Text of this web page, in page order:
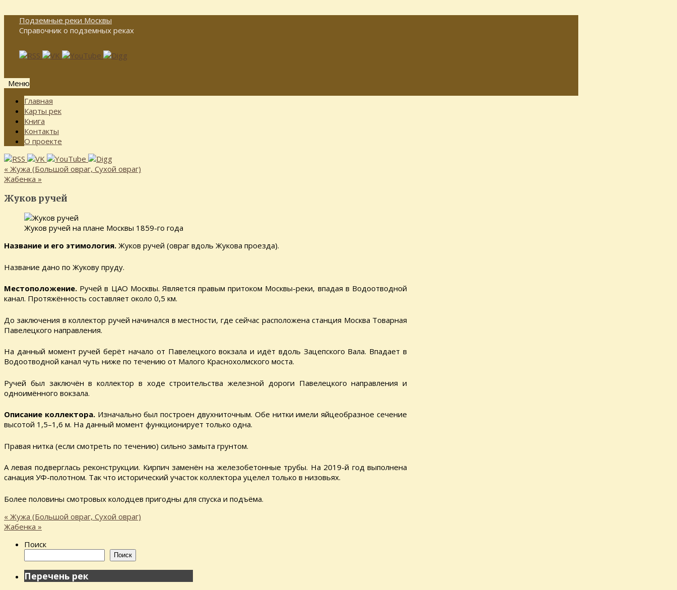
Подземные реки Москвы
Справочник о подземных реках
Меню
Перейти
содержимому
Главная
Карты рек
Книга
Контакты
О проекте
« Жужа (Большой овраг, Сухой овраг)
Жабенка »
Жуков ручей
Жуков ручей на плане Москвы 1859-го года
Название и его этимология. Жуков ручей (овраг вдоль Жукова проезда).
Название дано по Жукову пруду.
Местоположение. Ручей в ЦАО Москвы. Является правым притоком Москвы-реки, впадая в Водоотводной
канал. Протяжённость составляет около 0,5 км.
До заключения в коллектор ручей начинался в местности, где сейчас расположена станция Москва Товарная
Павелецкого направления.
На данный момент ручей берёт начало от Павелецкого вокзала и идёт вдоль Зацепского Вала. Впадает в
Водоотводной канал чуть ниже по течению от Малого Краснохолмского моста.
Ручей был заключён в коллектор в ходе строительства железной дороги Павелецкого направления и
одноимённого вокзала.
Описание коллектора.Изначально был построен двухниточным. Обе нитки имели яйцеобразное сечение
высотой 1,5–1,6 м. На данный момент функционирует только одна.
Правая нитка (если смотреть по течению) сильно замыта грунтом.
А левая подверглась реконструкции. Кирпич заменён на железобетонные трубы. На 2019-й год выполнена
санация УФ-полотном. Так что исторический участок коллектора уцелел только в низовьях.
Более половины смотровых колодцев пригодны для спуска и подъёма.
« Жужа (Большой овраг, Сухой овраг)
Жабенка »
Поиск
Поиск
Перечень рек